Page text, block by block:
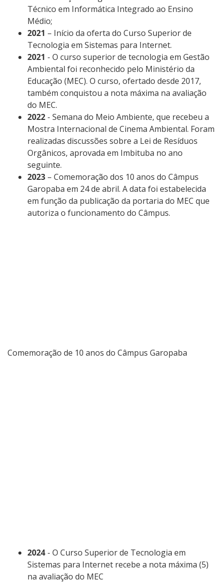
Técnico em Informática Integrado ao Ensino
Médio;
2021 – Início da oferta do Curso Superior de
Tecnologia em Sistemas para Internet.
2021 - O curso superior de tecnologia em Gestão
Ambiental foi reconhecido pelo Ministério da
Educação (MEC). O curso, ofertado desde 2017,
também conquistou a nota máxima na avaliação
do MEC.
2022 - Semana do Meio Ambiente, que recebeu a
Mostra Internacional de Cinema Ambiental. Foram
realizadas discussões sobre a Lei de Resíduos
Orgânicos, aprovada em Imbituba no ano
seguinte.
2023 – Comemoração dos 10 anos do Câmpus
Garopaba em 24 de abril. A data foi estabelecida
em função da publicação da portaria do MEC que
autoriza o funcionamento do Câmpus.
Comemoração de 10 anos do Câmpus Garopaba
2024 - O Curso Superior de Tecnologia em
Sistemas para Internet recebe a nota máxima (5)
na avaliação do MEC